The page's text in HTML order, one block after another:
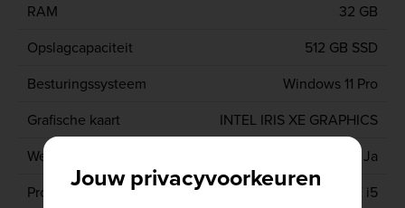
RAM
32 GB
Opslagcapaciteit
512 GB SSD
Besturingssysteem
Windows 11 Pro
Grafische kaart
INTEL IRIS XE GRAPHICS
Webcam
Ja
Processor type
CORE i5
Jouw privacyvoorkeuren